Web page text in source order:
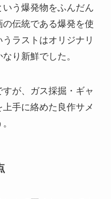
う爆発物をふんだん
伝統である爆発を使
ラストはオリジナリ
り新鮮でした。
が、ガス採掘・ギャ
手に絡めた良作サメ